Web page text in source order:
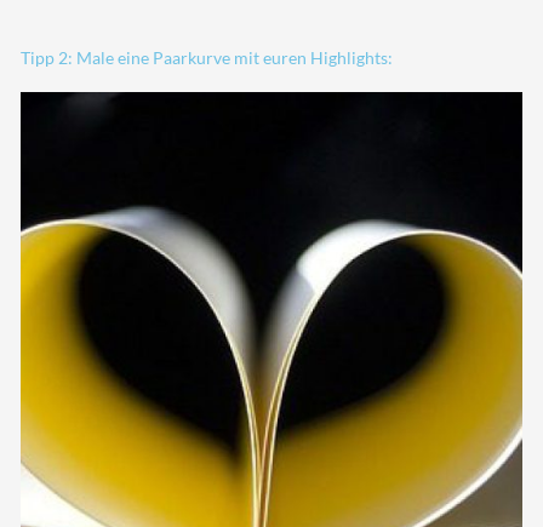
Tipp 2: Male eine Paarkurve mit euren Highlights: